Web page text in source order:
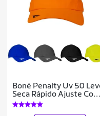
Boné Penalty Uv 50
Seca Rápido Ajuste Com
Regulável